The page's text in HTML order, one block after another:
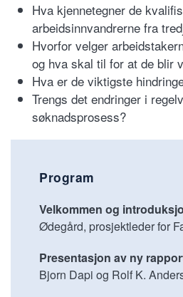
Hva kjennetegner de
arbeidsinnvandrerne fra
Hvorfor velger
og hva skal til for at de blir
Hva er de viktigste
Trengs det endringer i
søknadsprosess?
Program
Velkommen og
Ødegård, prosjektleder for
Presentasjon av ny
Bjorn Dapi og Rolf K.